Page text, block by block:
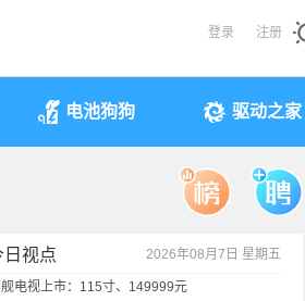
登录 注册
电池狗狗 驱动之家
日视点 2026年08月7日 星期五
电视上市：115寸、149999元